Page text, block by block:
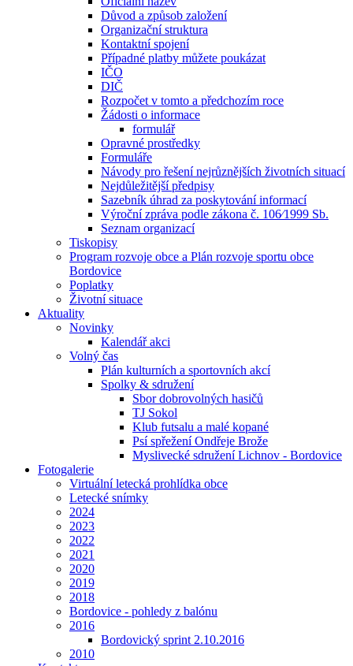
Důvod a způsob založení
Organizační struktura
Kontaktní spojení
Případné platby můžete poukázat
IČO
DIČ
Rozpočet v tomto a předchozím roce
Žádosti o informace
formulář
Opravné prostředky
Formuláře
Návody pro řešení nejrůznějších životních situací
Nejdůležitější předpisy
Sazebník úhrad za poskytování informací
Výroční zpráva podle zákona č. 106⁄1999 Sb.
Seznam organizací
Tiskopisy
Program rozvoje obce a Plán rozvoje sportu obce
Bordovice
Poplatky
Životní situace
Aktuality
Novinky
Kalendář akci
Volný čas
Plán kulturních a sportovních akcí
Spolky & sdružení
Sbor dobrovolných hasičů
TJ Sokol
Klub futsalu a malé kopané
Psí spřežení Ondřeje Brože
Myslivecké sdružení Lichnov - Bordovice
Fotogalerie
Virtuální letecká prohlídka obce
Letecké snímky
2024
2023
2022
2021
2020
2019
2018
Bordovice - pohledy z balónu
2016
Bordovický sprint 2.10.2016
2010